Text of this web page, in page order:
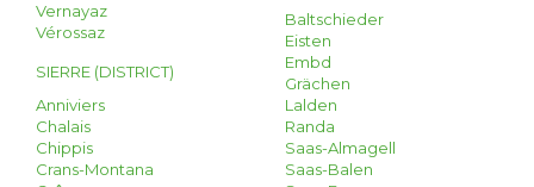
Vernayaz
Vérossaz
SIERRE (DISTRICT)
Anniviers
Chalais
Chippis
Crans-Montana
Baltschieder
Eisten
Embd
Grächen
Lalden
Randa
Saas-Almagell
Saas-Balen